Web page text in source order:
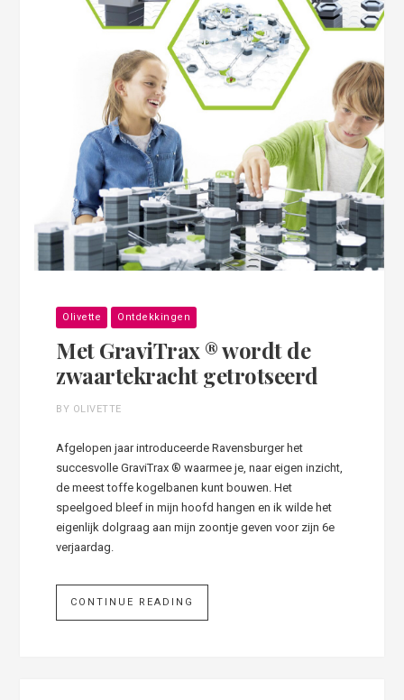
Olivette Ontdekkingen
Met GraviTrax ® wordt de
zwaartekracht getrotseerd
BY OLIVETTE
Afgelopen jaar introduceerde Ravensburger het
succesvolle GraviTrax ® waarmee je, naar eigen inzicht,
de meest toffe kogelbanen kunt bouwen. Het
speelgoed bleef in mijn hoofd hangen en ik wilde het
eigenlijk dolgraag aan mijn zoontje geven voor zijn 6e
verjaardag.
CONTINUE READING